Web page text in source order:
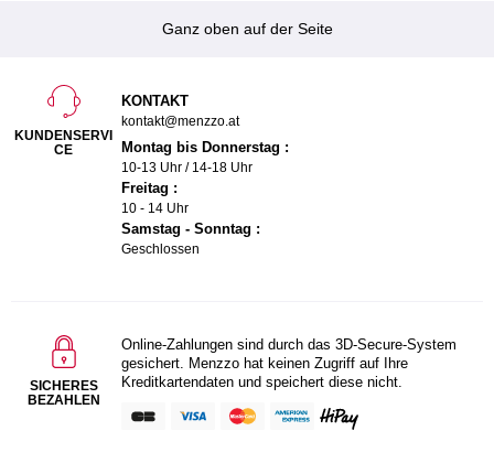
Ganz oben auf der Seite
KUNDENSERVI
CE
KONTAKT
kontakt@menzzo.at
Montag bis Donnerstag :
10-13 Uhr / 14-18 Uhr
Freitag :
10 - 14 Uhr
Samstag - Sonntag :
Geschlossen
SICHERES
BEZAHLEN
Online-Zahlungen sind durch das 3D-Secure-System
gesichert. Menzzo hat keinen Zugriff auf Ihre
Kreditkartendaten und speichert diese nicht.